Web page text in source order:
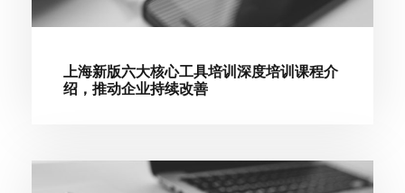
上海新版六大核心工具培训深度培训课程介
绍，推动企业持续改善